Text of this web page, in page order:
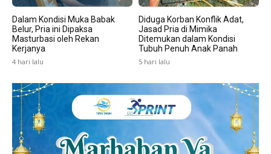
Dalam Kondisi Muka Babak
Belur, Pria ini Dipaksa
Masturbasi oleh Rekan
Kerjanya
4 hari lalu
Diduga Korban Konflik Adat,
Jasad Pria di Mimika
Ditemukan dalam Kondisi
Tubuh Penuh Anak Panah
5 hari lalu